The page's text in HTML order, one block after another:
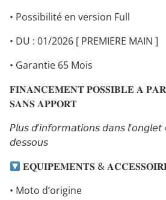
• Possibilité en version Full
• DU : 01/2026 [ PREMIERE MAIN ]
• Garantie 65 Mois
𝐅𝐈𝐍𝐀𝐍𝐂𝐄𝐌𝐄𝐍𝐓 𝐏𝐎𝐒𝐒𝐈𝐁𝐋𝐄 𝐀
𝐒𝐀𝐍𝐒 𝐀𝐏𝐏𝐎𝐑𝐓
𝘗𝘭𝘶𝘴 𝘥’𝘪𝘯𝘧𝘰𝘳𝘮𝘢𝘵𝘪𝘰𝘯𝘴 𝘥𝘢𝘯𝘴
𝘥𝘦𝘴𝘴𝘰𝘶𝘴
𝐄𝐐𝐔𝐈𝐏𝐄𝐌𝐄𝐍𝐓𝐒 &
• Moto d’origine